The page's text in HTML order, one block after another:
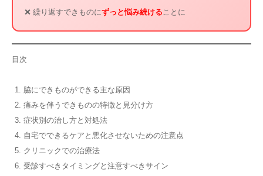
❌ 繰り返すできものにずっと悩み続けることに
目次
脇にできものができる主な原因
痛みを伴うできものの特徴と見分け方
症状別の治し方と対処法
自宅でできるケアと悪化させないための注意点
クリニックでの治療法
受診すべきタイミングと注意すべきサイン